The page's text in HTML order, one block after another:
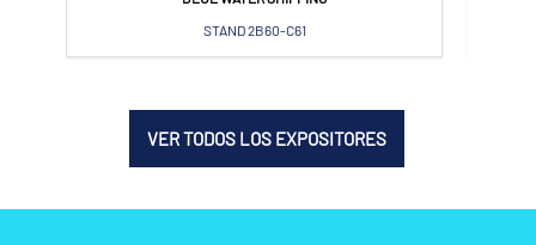
STAND 2B60-C61
VER TODOS LOS EXPOSITORES